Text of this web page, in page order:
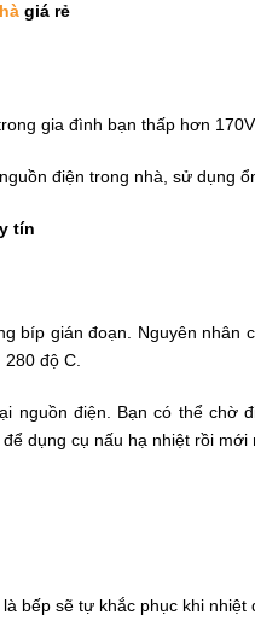
giá rẻ
gia đình bạn thấp hơn
điện trong nhà, sử dụng
tín
bíp gián đoạn. Nguyên
280 độ C.
nguồn điện. Bạn có thể chờ
dụng cụ nấu hạ nhiệt rồi mới
bếp sẽ tự khắc phục khi nhiệt